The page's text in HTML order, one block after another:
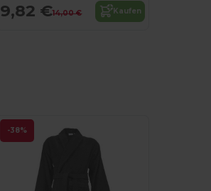
9,82 €14,00 € Kaufen
-38%